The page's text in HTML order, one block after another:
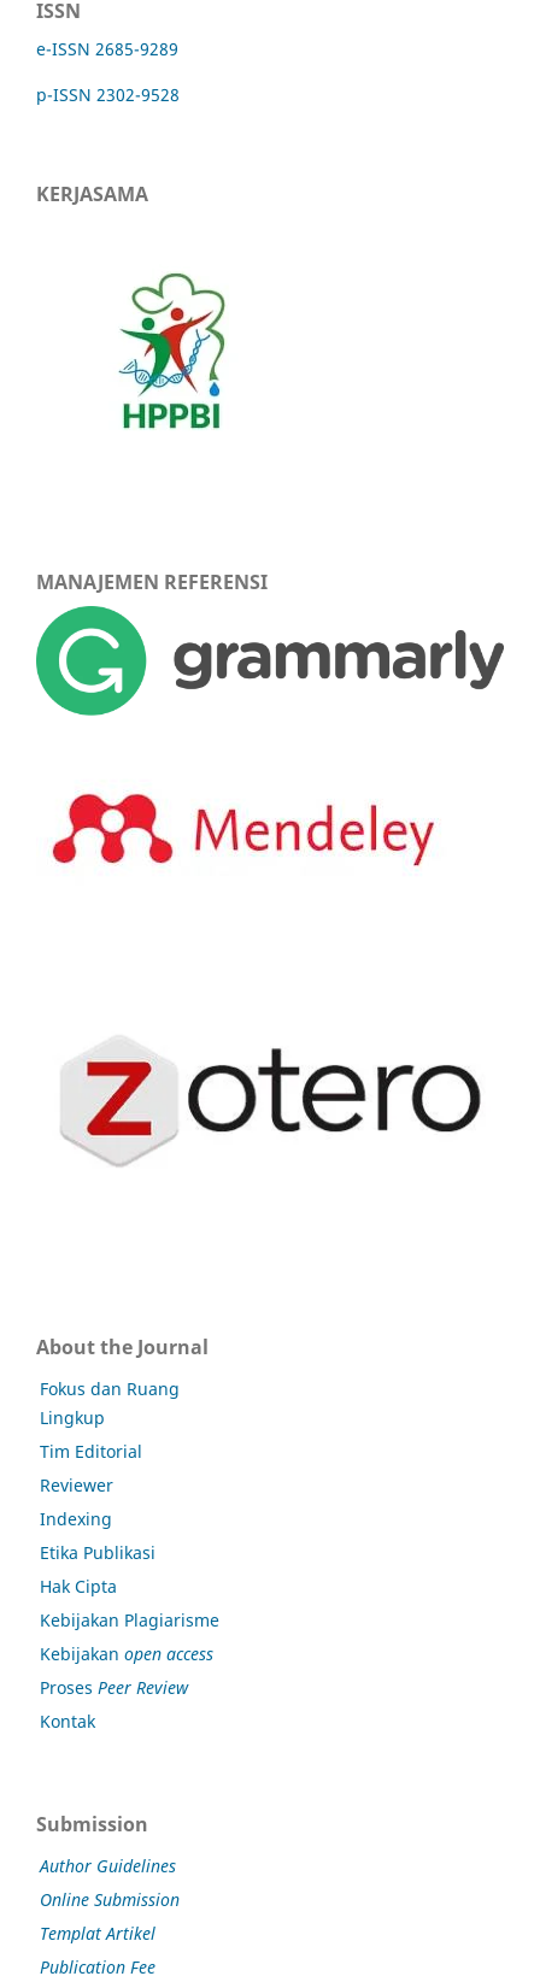
ISSN
e-ISSN 2685-9289
p-ISSN 2302-9528
KERJASAMA
MANAJEMEN REFERENSI
About the Journal
Fokus dan Ruang
Lingkup
Tim Editorial
Reviewer
Indexing
Etika Publikasi
Hak Cipta
Kebijakan Plagiarisme
Kebijakan open access
Proses Peer Review
Kontak
Submission
Author Guidelines
Online Submission
Templat Artikel
Publication Fee